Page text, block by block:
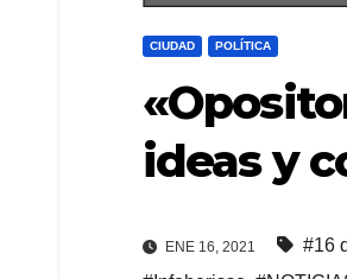
CIUDAD POLÍTICA
ideas y
ENE 16, 2021 #16